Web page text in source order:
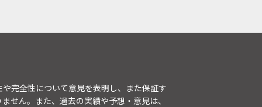
完全性について意見を表明し、また保証す
せん。また、過去の実績や予想・意見は、